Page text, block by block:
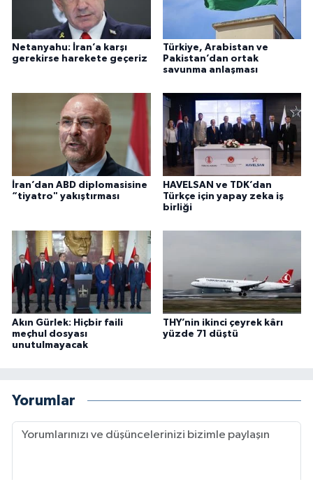
Netanyahu: İran’a karşı
gerekirse harekete geçeriz
Türkiye, Arabistan ve
Pakistan’dan ortak
savunma anlaşması
İran’dan ABD diplomasisine
“tiyatro" yakıştırması
HAVELSAN ve TDK’dan
Türkçe için yapay zeka iş
birliği
Akın Gürlek: Hiçbir faili
meçhul dosyası
unutulmayacak
THY’nin ikinci çeyrek kârı
yüzde 71 düştü
Yorumlar